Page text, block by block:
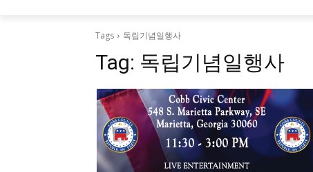
Tags 독립기념일행사
Tag: 독립기념일행사